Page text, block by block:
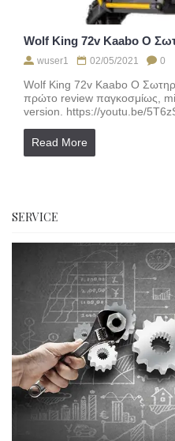
wuser1 02/05/2021 0
Wolf King 72v Kaabo Ο
πρώτο review παγκοσμίως,
version. https://youtu.be/
Read More
SERVICE